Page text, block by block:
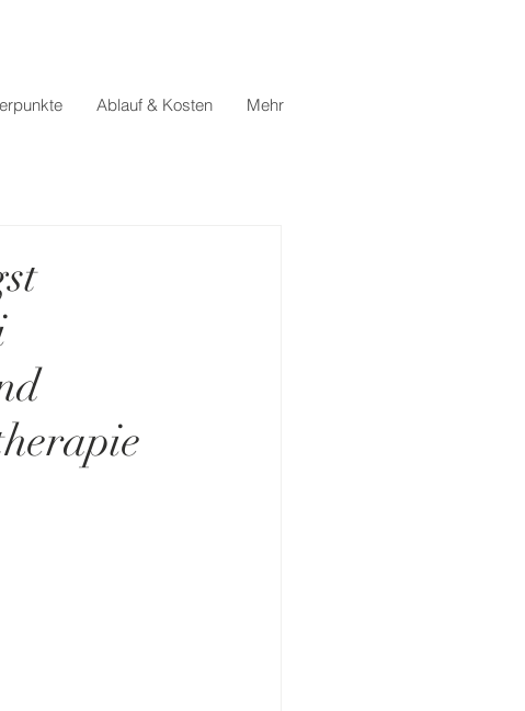
Ablauf & Kosten Mehr